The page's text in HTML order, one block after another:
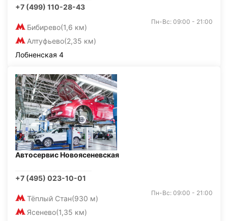
+7 (499) 110-28-43
Бибирево(1,6 км)
Алтуфьево(2,35 км)
Пн-Вс: 09:00 - 21:00
Лобненская 4
Автосервис Новоясеневская
+7 (495) 023-10-01
Тёплый Стан(930 м)
Ясенево(1,35 км)
Пн-Вс: 09:00 - 21:00